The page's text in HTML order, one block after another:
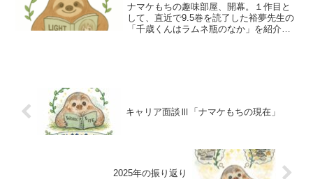
ナマケもちの趣味部屋、開幕。１作目と
して、直近で9.5巻を読了した裕夢先生の
「千歳くんはラムネ瓶のなか」を紹介し
キャリア面談Ⅲ「ナマケもちの現在」
2025年の振り返り